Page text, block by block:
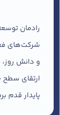
رادمان
شرکت‌های
و دانش
ارتقای
پایدار قدم